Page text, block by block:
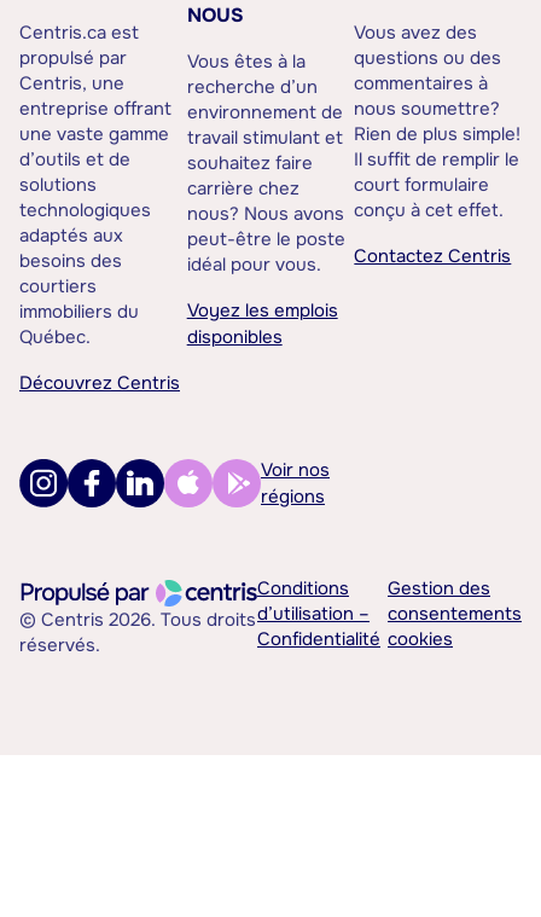
Centris.ca est
propulsé par
Centris, une
entreprise offrant
une vaste gamme
d’outils et de
solutions
technologiques
adaptés aux
besoins des
courtiers
immobiliers du
Québec.
Découvrez Centris
NOUS
Vous êtes à la
recherche d’un
environnement de
travail stimulant et
souhaitez faire
carrière chez
nous? Nous avons
peut-être le poste
idéal pour vous.
Voyez les emplois
disponibles
Vous avez des
questions ou des
commentaires à
nous soumettre?
Rien de plus simple!
Il suffit de remplir le
court formulaire
conçu à cet effet.
Contactez Centris
Voir nos
régions
© Centris 2026. Tous droits
réservés.
Conditions
d’utilisation –
Confidentialité
Gestion des
consentements
cookies